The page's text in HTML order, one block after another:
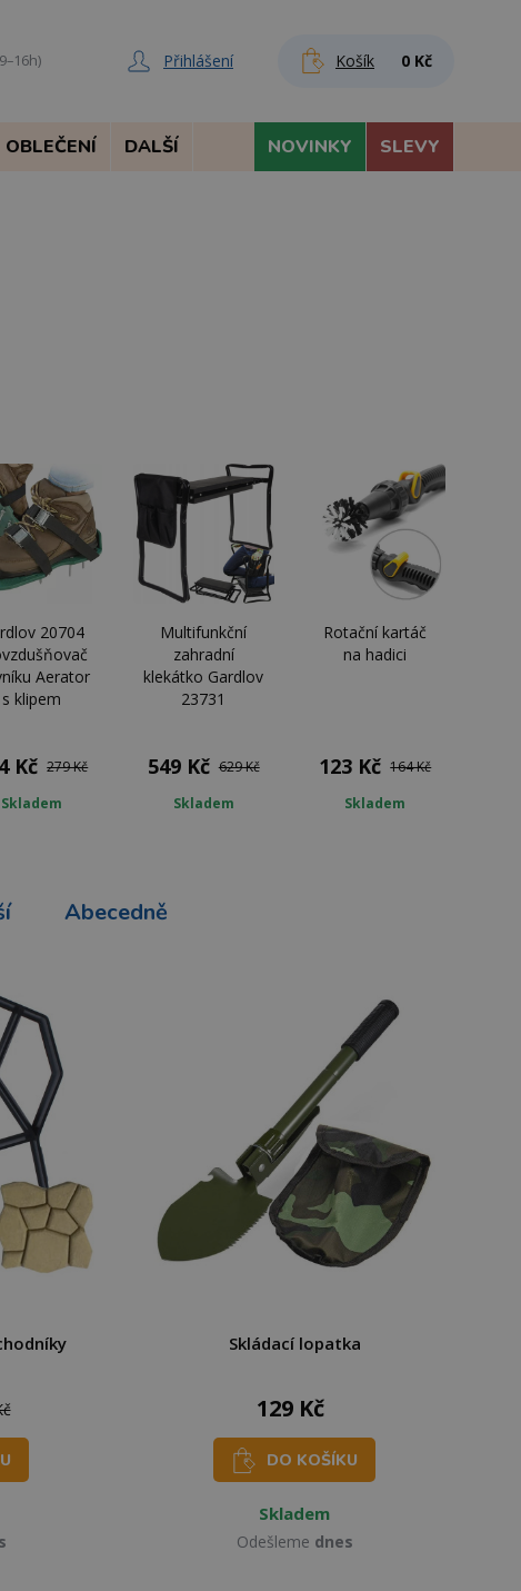
Přihlášení Košík 0 Kč
OBLEČENÍ DALŠÍ NOVINKY SLEVY
20704
Aerator
s klipem
Kč 279 Kč
Skladem
Multifunkční
zahradní
klekátko Gardlov
23731
549 Kč 629 Kč
Skladem
Rotační kartáč
na hadici
123 Kč 164 Kč
Skladem
Abecedně
Skládací lopatka
129 Kč
DO KOŠÍKU
Skladem
Odešleme dnes